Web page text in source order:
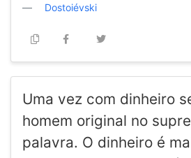
Dostoiévski
Uma vez com dinheiro
homem original no
palavra. O dinheiro é